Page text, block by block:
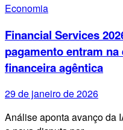
Economia
Financial Services
pagamento entram
financeira agêntica
29 de janeiro de 2026
Análise aponta avanço da